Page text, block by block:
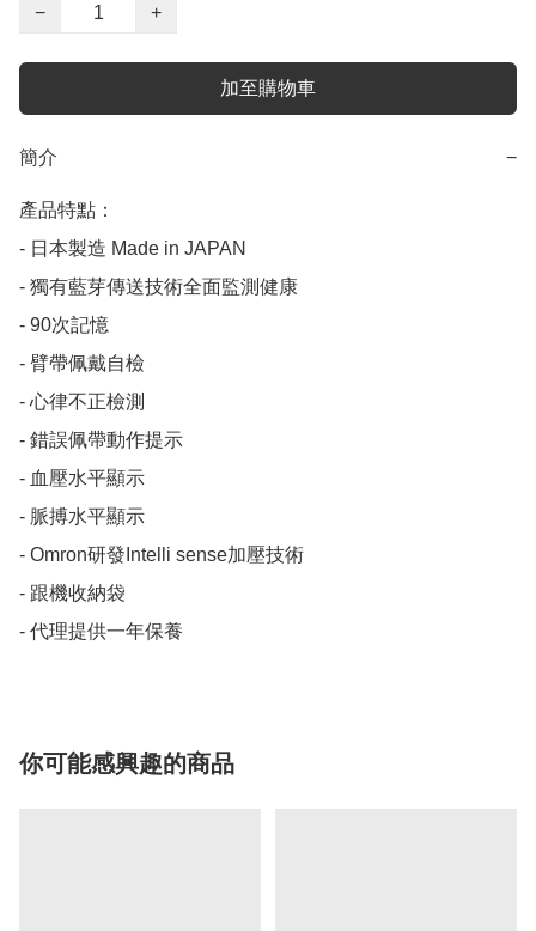
−
+
加至購物車
簡介 −
產品特點：
- 日本製造 Made in JAPAN
- 獨有藍芽傳送技術全面監測健康
- 90次記憶
- 臂帶佩戴自檢
- 心律不正檢測
- 錯誤佩帶動作提示
- 血壓水平顯示
- 脈搏水平顯示
- Omron研發Intelli sense加壓技術
- 跟機收納袋
- 代理提供一年保養
你可能感興趣的商品